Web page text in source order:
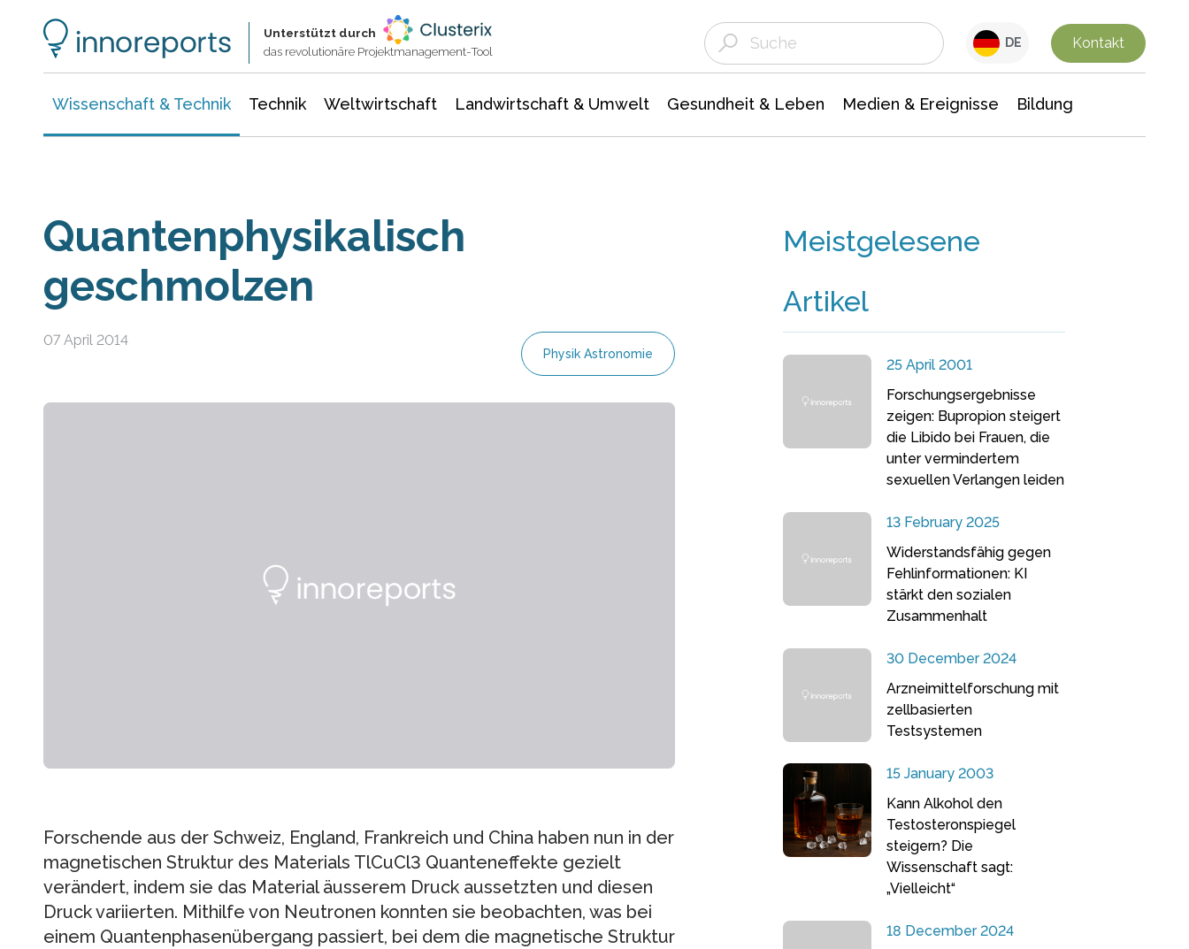
Unterstützt durch
das revolutionäre Projektmanagement-Tool
DE Kontakt
Wissenschaft & Technik Technik Weltwirtschaft Landwirtschaft & Umwelt Gesundheit & Leben Medien & Ereignisse Bildung
Quantenphysikalisch
geschmolzen
07 April 2014
Physik Astronomie
Forschende aus der Schweiz, England, Frankreich und China haben nun in der
magnetischen Struktur des Materials TlCuCl3 Quanteneffekte gezielt
verändert, indem sie das Material äusserem Druck aussetzten und diesen
Druck variierten. Mithilfe von Neutronen konnten sie beobachten, was bei
einem Quantenphasenübergang passiert, bei dem die magnetische Struktur
Meistgelesene
Artikel
25 April 2001
Forschungsergebnisse
zeigen: Bupropion steigert
die Libido bei Frauen, die
unter vermindertem
sexuellen Verlangen leiden
13 February 2025
Widerstandsfähig gegen
Fehlinformationen: KI
stärkt den sozialen
Zusammenhalt
30 December 2024
Arzneimittelforschung mit
zellbasierten
Testsystemen
15 January 2003
Kann Alkohol den
Testosteronspiegel
steigern? Die
Wissenschaft sagt:
„Vielleicht“
18 December 2024